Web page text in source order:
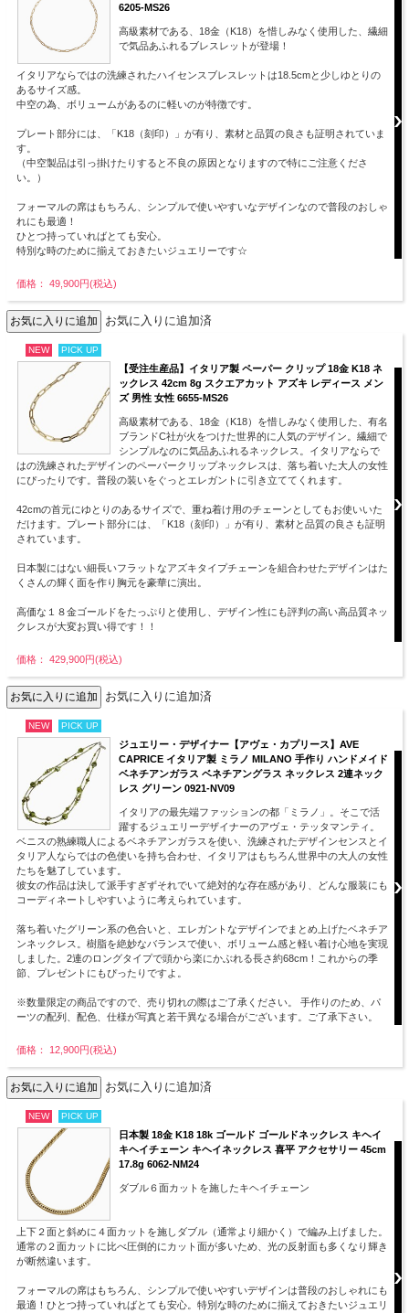
6205-MS26
高級素材である、18金（K18）を惜しみなく使用した、繊細
で気品あふれるブレスレットが登場！
イタリアならではの洗練されたハイセンスブレスレットは18.5cmと少しゆとりの
あるサイズ感。
中空の為、ボリュームがあるのに軽いのが特徴です。
プレート部分には、「K18（刻印）」が有り、素材と品質の良さも証明されていま
す。
（中空製品は引っ掛けたりすると不良の原因となりますので特にご注意くださ
い。）
フォーマルの席はもちろん、シンプルで使いやすいなデザインなので普段のおしゃ
れにも最適！
ひとつ持っていればとても安心。
特別な時のために揃えておきたいジュエリーです☆
価格： 49,900円(税込)
お気に入りに追加済
NEW PICK UP
【受注生産品】イタリア製 ペーパー クリップ 18金 K18 ネ
ックレス 42cm 8g スクエアカット アズキ レディース メン
ズ 男性 女性 6655-MS26
高級素材である、18金（K18）を惜しみなく使用した、有名
ブランドC社が火をつけた世界的に人気のデザイン。繊細で
シンプルなのに気品あふれるネックレス。イタリアならで
はの洗練されたデザインのペーパークリップネックレスは、落ち着いた大人の女性
にぴったりです。普段の装いをぐっとエレガントに引き立ててくれます。
42cmの首元にゆとりのあるサイズで、重ね着け用のチェーンとしてもお使いいた
だけます。プレート部分には、「K18（刻印）」が有り、素材と品質の良さも証明
されています。
日本製にはない細長いフラットなアズキタイプチェーンを組合わせたデザインはた
くさんの輝く面を作り胸元を豪華に演出。
高価な１８金ゴールドをたっぷりと使用し、デザイン性にも評判の高い高品質ネッ
クレスが大変お買い得です！！
価格： 429,900円(税込)
お気に入りに追加済
NEW PICK UP
ジュエリー・デザイナー【アヴェ・カプリース】AVE
CAPRICE イタリア製 ミラノ MILANO 手作り ハンドメイド
ベネチアンガラス ベネチアングラス ネックレス 2連ネック
レス グリーン 0921-NV09
イタリアの最先端ファッションの都「ミラノ」。そこで活
躍するジュエリーデザイナーのアヴェ・テッタマンティ。
ベニスの熟練職人によるベネチアンガラスを使い、洗練されたデザインセンスとイ
タリア人ならではの色使いを持ち合わせ、イタリアはもちろん世界中の大人の女性
たちを魅了しています。
彼女の作品は決して派手すぎずそれでいて絶対的な存在感があり、どんな服装にも
コーディネートしやすいように考えられています。
落ち着いたグリーン系の色合いと、エレガントなデザインでまとめ上げたベネチア
ンネックレス。樹脂を絶妙なバランスで使い、ボリューム感と軽い着け心地を実現
しました。2連のロングタイプで頭から楽にかぶれる長さ約68cm！これからの季
節、プレゼントにもぴったりですよ。
※数量限定の商品ですので、売り切れの際はご了承ください。 手作りのため、パ
ーツの配列、配色、仕様が写真と若干異なる場合がございます。ご了承下さい。
価格： 12,900円(税込)
お気に入りに追加済
NEW PICK UP
日本製 18金 K18 18k ゴールド ゴールドネックレス キヘイ
キヘイチェーン キヘイネックレス 喜平 アクセサリー 45cm
17.8g 6062-NM24
ダブル６面カットを施したキヘイチェーン
上下２面と斜めに４面カットを施しダブル（通常より細かく）で編み上げました。
通常の２面カットに比べ圧倒的にカット面が多いため、光の反射面も多くなり輝き
が断然違います。
フォーマルの席はもちろん、シンプルで使いやすいデザインは普段のおしゃれにも
最適！ひとつ持っていればとても安心。特別な時のために揃えておきたいジュエリ